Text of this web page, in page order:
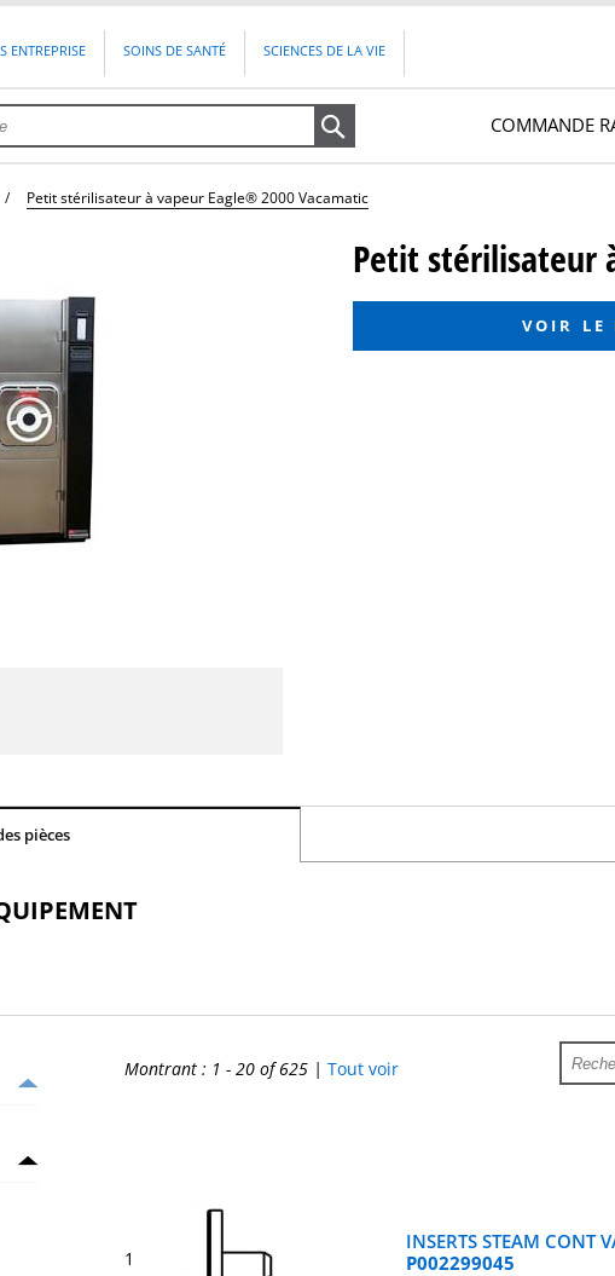
ENTREPRISE SOINS DE SANTÉ SCIENCES DE LA VIE
COMMANDE
Petit stérilisateur à vapeur Eagle® 2000 Vacamatic
Petit stérilisateur
VOIR LE
pièces
Montrant : 1 - 20 of 625 | Tout voir
1
INSERTS STEAM CONT
P002299045